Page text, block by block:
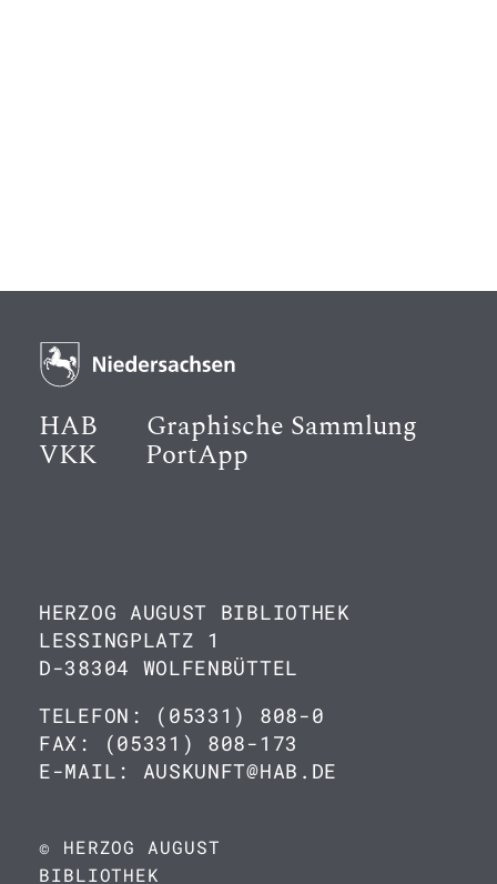
HAB Graphische Sammlung
VKK PortApp
HERZOG AUGUST BIBLIOTHEK
LESSINGPLATZ 1
D-38304 WOLFENBÜTTEL
TELEFON: (05331) 808-0
FAX: (05331) 808-173
E-MAIL: AUSKUNFT@HAB.DE
© HERZOG AUGUST
BIBLIOTHEK